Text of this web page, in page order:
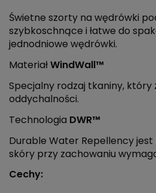
Świetne szorty na wędrówki
szybkoschnące i łatwe do
jednodniowe wędrówki.
MateriałWindWall™
Specjalny rodzaj tkaniny,
oddychalności.
Technologia DWR™
Durable Water Repellency
skóry przy zachowaniu
Cechy: